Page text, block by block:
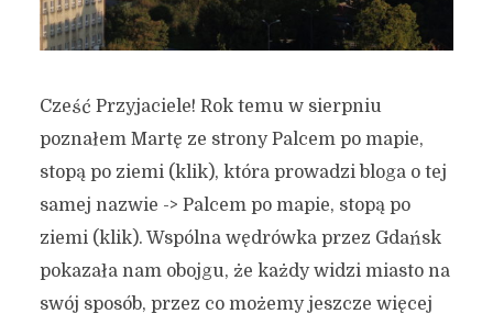
Cześć Przyjaciele! Rok temu w sierpniu
poznałem Martę ze strony Palcem po mapie,
stopą po ziemi (klik), która prowadzi bloga o tej
samej nazwie -> Palcem po mapie, stopą po
ziemi (klik). Wspólna wędrówka przez Gdańsk
pokazała nam obojgu, że każdy widzi miasto na
swój sposób, przez co możemy jeszcze więcej